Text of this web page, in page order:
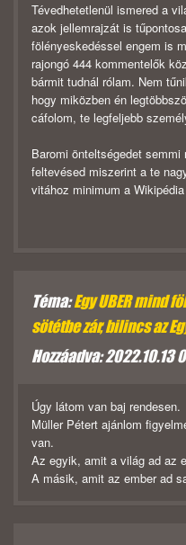
Tévedhetetlenül ismered a
azok jellemrajzát is
fölényeskedéssel engem is
rajongó 444 kommentelők
bármit tudnál rólam. Nem
hogy miközben én
cáfolom, te legfeljebb
Baromi önteltségedet
feltevésed miszerint a te
vitához minimum a
Téma:Egy UBER mind
sötétbe zár, bilincs az
Hozzáadva: 2022.10.13
Úgy látom van baj rendesen.
Müller Pétert ajánlom
van.
Az egyik, amit a világ ad az
A másik, amit az ember ad